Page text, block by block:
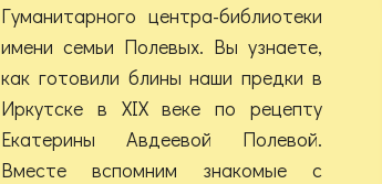
Гуманитарного центра-библиотеки
имени семьи Полевых. Вы узнаете,
как готовили блины наши предки в
Иркутске в XIX веке по рецепту
Екатерины Авдеевой Полевой.
Вместе вспомним знакомые с